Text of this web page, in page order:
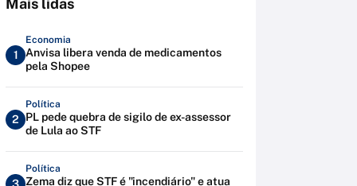
Mais lidas
1
Economia
Anvisa libera venda de medicamentos
pela Shopee
2
Política
PL pede quebra de sigilo de ex-assessor
de Lula ao STF
Política
Zema diz que STF é "incendiário" e atua